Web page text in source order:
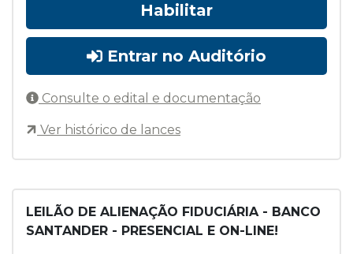
LEILÃO DE ALIENAÇÃO FIDUCIÁRIA - BANCO
SANTANDER - PRESENCIAL E ON-LINE!
Habilitar
Entrar no Auditório
Consulte o edital e documentação
Ver histórico de lances